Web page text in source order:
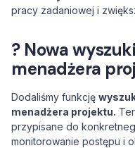
pracy zadaniowej i
? Nowa
menadżera
Dodaliśmy funkcję
menadżera projektu.
przypisane do
monitorowanie postępu i